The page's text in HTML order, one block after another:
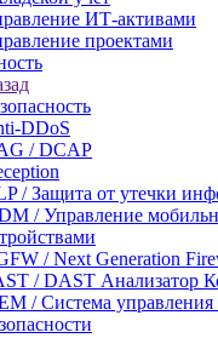
ИТ-активами
проектами
DDoS
/ DCAP
/ Защита от утечки
/ Управление
/ Next Generation
/ DAST Анализатор
/ Система